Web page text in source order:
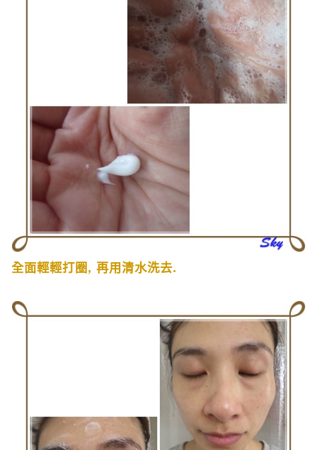
全面輕輕打圈, 再用清水洗去.